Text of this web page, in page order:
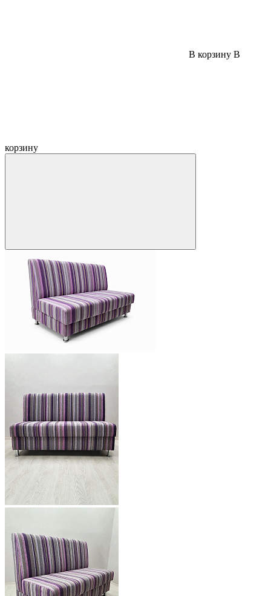
В корзину В
корзину